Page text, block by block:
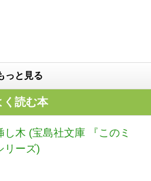
っと見る
く読む本
し木 (宝島社文庫 『このミ
リーズ)